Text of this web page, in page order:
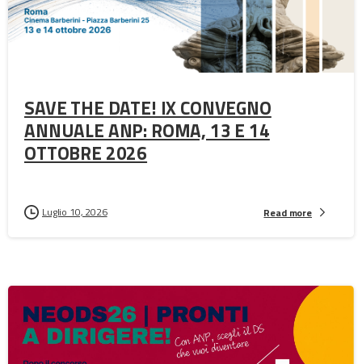
SAVE THE DATE! IX CONVEGNO
ANNUALE ANP: ROMA, 13 E 14
OTTOBRE 2026
Luglio 10, 2026 Read more